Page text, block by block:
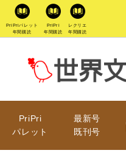
PriPriパレット
年間購読
PriPri
年間購読
レクリエ
年間購読
PriPri
パレット
最新号
既刊号